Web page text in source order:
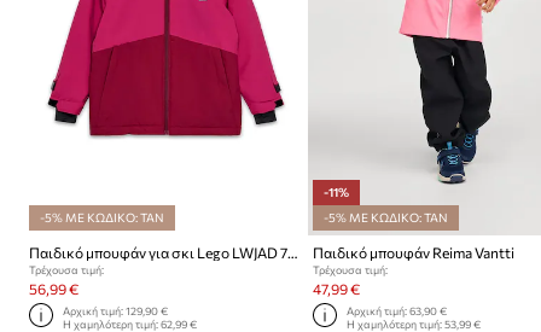
-5% ΜΕ ΚΩΔΙΚΟ: TAN
Παιδικό μπουφάν για σκι Lego LWJAD 703
Τρέχουσα τιμή:
56,99 €
Αρχική τιμή:129,90 €
Η χαμηλότερη τιμή:62,99 €
-11%
-5% ΜΕ ΚΩΔΙΚΟ: TAN
Παιδικό μπουφάν Reima Vantti
Τρέχουσα τιμή:
47,99 €
Αρχική τιμή: 63,90 €
Η χαμηλότερη τιμή: 53,99 €